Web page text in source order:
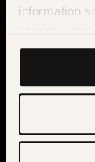
information
att klicka på
cookies
cookies,